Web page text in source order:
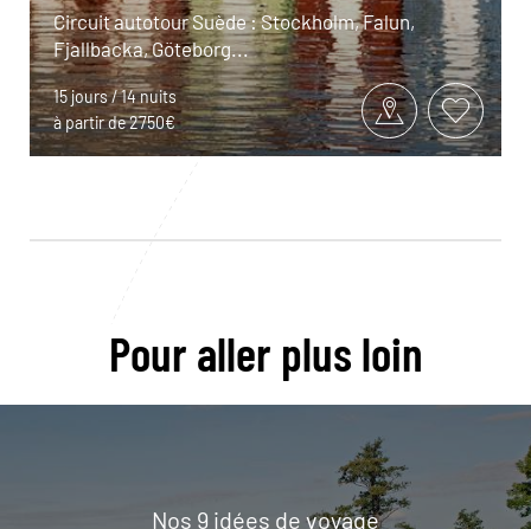
Circuit autotour Suède : Stockholm, Falun,
Fjallbacka, Göteborg...
15 jours / 14 nuits
à partir de 2750€
Pour aller plus loin
Nos 9 idées de voyage